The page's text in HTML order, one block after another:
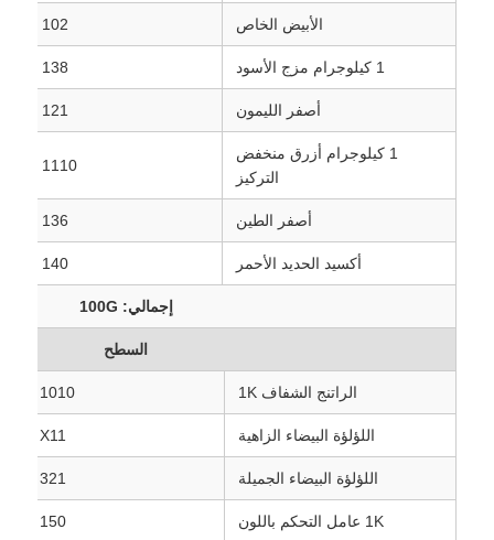
الأبيض الخاص 102
1 كيلوجرام مزج الأسود 138
أصفر الليمون 121
1 كيلوجرام أزرق منخفض
التركيز
1110
أصفر الطين 136
أكسيد الحديد الأحمر 140
إجمالي: 100G
السطح
الراتنج الشفاف 1K 1010
اللؤلؤة البيضاء الزاهية X11
اللؤلؤة البيضاء الجميلة 321
1K عامل التحكم باللون 150